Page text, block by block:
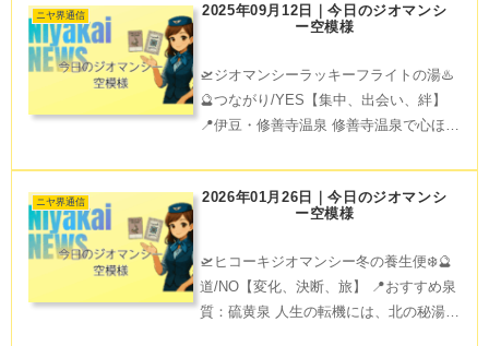
くる特別な時間も◎ 美味しい会津のグル
ニヤ界通信
2025年09月12日｜今日のジオマンシ
ー空模様
🛫ジオマンシーラッキーフライトの湯♨️
🔮つながり/YES【集中、出会い、絆】
📍伊豆・修善寺温泉 修善寺温泉で心ほぐ
りながら、湯けむり越しに新たな発見
を。散策には恋の橋めぐりで良縁祈願❣️
ニヤ界通信
2026年01月26日｜今日のジオマンシ
ー空模様
🛫ヒコーキジオマンシー冬の養生便❄️🔮
道/NO【変化、決断、旅】 📍おすすめ泉
質：硫黄泉 人生の転機には、北の秘湯で